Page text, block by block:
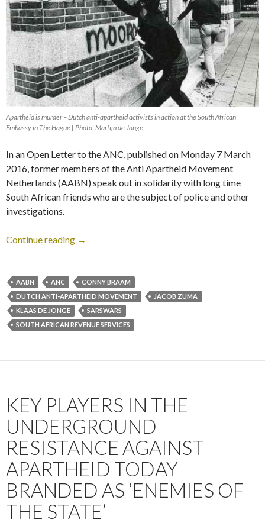
Apartheid is murder – Dutch anti-apartheid activists in action at the South African
Embassy in The Hague | Photo: Martijn de Jonge
In an Open Letter to the ANC, published on Monday 7 March
2016, former members of the Anti Apartheid Movement
Netherlands (AABN) speak out in solidarity with long time
South African friends who are the subject of police and other
investigations.
Continue reading →
AABN ANC
CONNY BRAAM
DUTCH ANTI-APARTHEID MOVEMENT
JACOB ZUMA
KLAAS DE JONGE
SARSWARS
SOUTH AFRICAN REVENUE SERVICES
KEY PLAYERS IN THE
UNDERGROUND
RESISTANCE AGAINST
APARTHEID TODAY
BRANDED AS ‘ENEMIES OF
THE STATE’